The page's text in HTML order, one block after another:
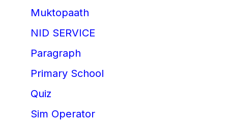
Muktopaath
NID SERVICE
Paragraph
Primary School
Quiz
Sim Operator